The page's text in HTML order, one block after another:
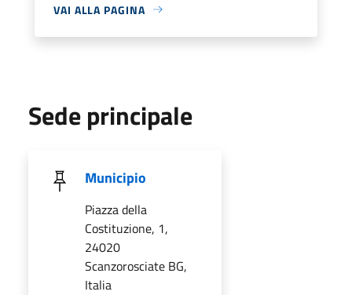
VAI ALLA PAGINA
Sede principale
Municipio
Piazza della
Costituzione, 1,
24020
Scanzorosciate BG,
Italia